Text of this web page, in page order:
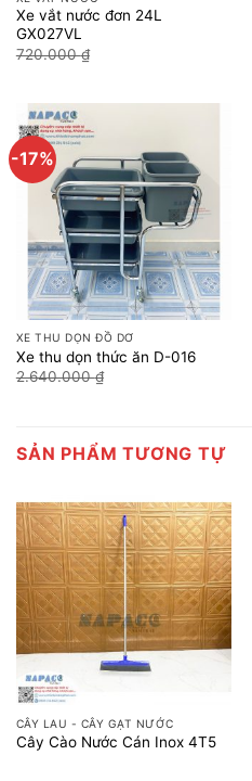
Xe vắt nước đơn 24L
GX027VL
720.000₫
-17%
XE THU DỌN ĐỒ DƠ
Xe thu dọn thức ăn D-016
2.640.000₫
SẢN PHẨM TƯƠNG TỰ
CÂY LAU - CÂY GẠT NƯỚC
Cây Cào Nước Cán Inox 4T5